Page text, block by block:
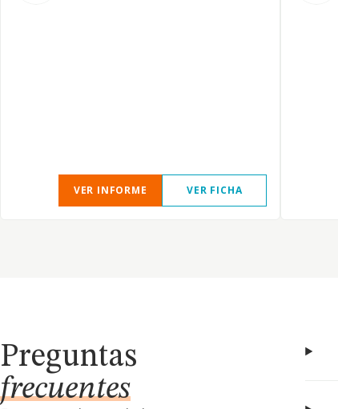
VER INFORME VER FICHA
Preguntas
frecuentes